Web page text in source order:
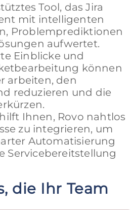
Tool, das Jira
mit intelligenten
Problemprediktionen
aufwertet.
Einblicke und
können
arbeiten, den
reduzieren und die
Ihnen, Rovo nahtlos
zu integrieren, um
Automatisierung
Servicebereitstellung
die Ihr Team